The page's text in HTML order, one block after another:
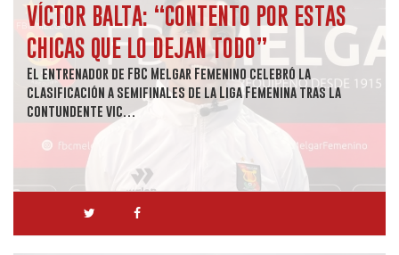
VÍCTOR BALTA: “CONTENTO POR ESTAS
CHICAS QUE LO DEJAN TODO”
El entrenador de FBC Melgar Femenino celebró la
clasificación a semifinales de la Liga Femenina tras la
contundente vic…